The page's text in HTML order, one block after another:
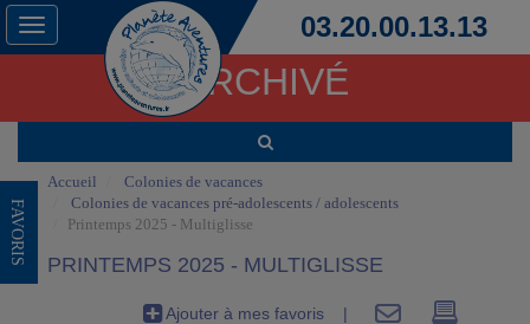
03.20.00.13.13
Toggle
navigation
FAVORIS
ARCHIVÉ
Accueil
Colonies de vacances
Colonies de vacances pré-adolescents / adolescents
Printemps 2025 - Multiglisse
PRINTEMPS 2025 - MULTIGLISSE
Ajouter à mes favoris |